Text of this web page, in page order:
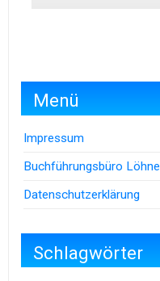
Menü
Impressum
Buchführungsbüro Löhne
Datenschutzerklärung
Schlagwörter